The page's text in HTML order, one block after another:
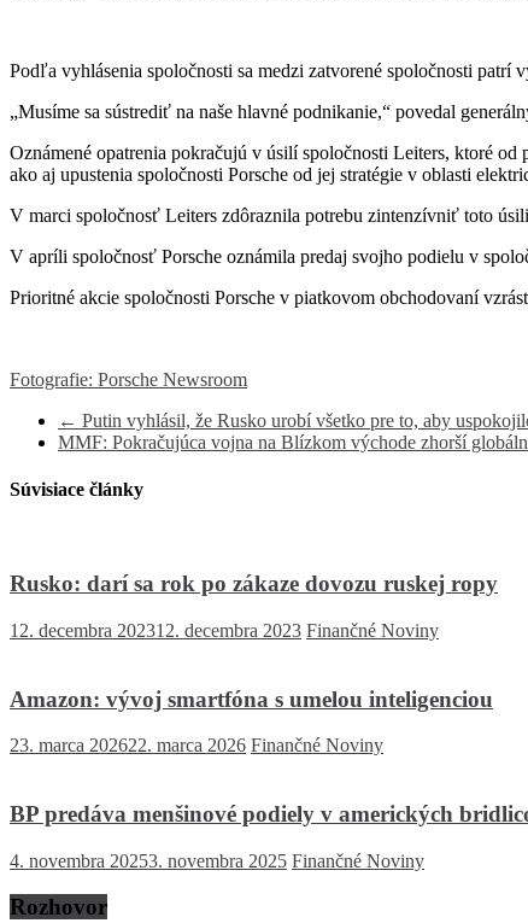
Podľa vyhlásenia spoločnosti sa medzi zatvorené spoločnosti
„Musíme sa sústrediť na naše hlavné podnikanie,“ povedal
Oznámené opatrenia pokračujú v úsilí spoločnosti Leiters, ktoré
ako aj upustenia spoločnosti Porsche od jej stratégie v oblasti
V marci spoločnosť Leiters zdôraznila potrebu zintenzívniť toto
V apríli spoločnosť Porsche oznámila predaj svojho podielu v
Prioritné akcie spoločnosti Porsche v piatkovom obchodovaní
Fotografie: Porsche Newsroom
← Putin vyhlásil, že Rusko urobí všetko pre to, aby
MMF: Pokračujúca vojna na Blízkom východe zhorší
Súvisiace články
Rusko: darí sa rok po zákaze dovozu ruskej ropy
12. decembra 202312. decembra 2023 Finančné Noviny
Amazon: vývoj smartfóna s umelou inteligenciou
23. marca 202622. marca 2026 Finančné Noviny
BP predáva menšinové podiely v amerických
4. novembra 20253. novembra 2025 Finančné Noviny
Rozhovor